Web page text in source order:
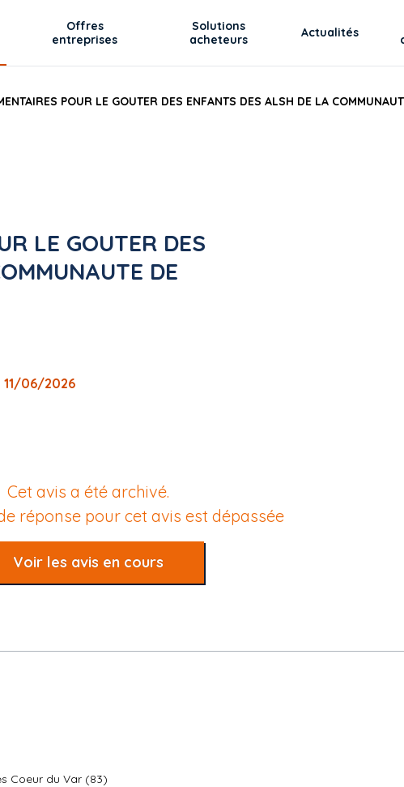
Offres
entreprises
Solutions
acheteurs
Actualités
POUR LE GOUTER DES ENFANTS DES ALSH DE LA
LE GOUTER DES
DE
11/06/2026
Cet avis a été archivé.
réponse pour cet avis est dépassée
Voir les avis en cours
Coeur du Var (83)